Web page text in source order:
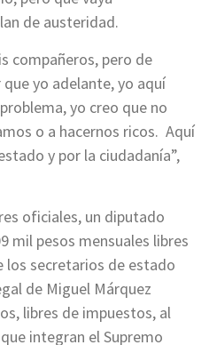
de austeridad.
compañeros, pero de
yo adelante, yo aquí
yo creo que no
o a hacernos ricos. Aquí
y por la ciudadanía”,
oficiales, un diputado
mil pesos mensuales libres
los secretarios de estado
de Miguel Márquez
libres de impuestos, al
integran el Supremo